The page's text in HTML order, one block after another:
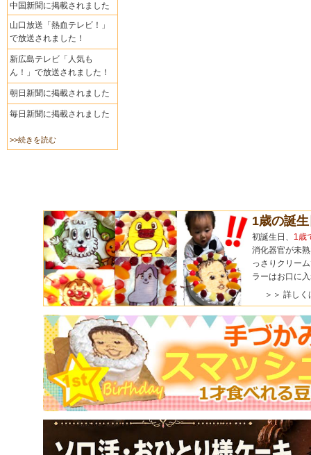
中国新聞に掲載されました
山口放送「熱血テレビ！」
で放送されました！
新広島テレビ「人気も
ん！」で放送されました！
朝日新聞に掲載されました
毎日新聞に掲載されました
>>続きを読む
1歳の誕
初誕生日、 1歳
消化器官が未
っさりクリー
ラーはお口に
＞＞ 詳しく